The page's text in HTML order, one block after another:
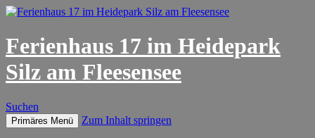
Ferienhaus 17 im Heidepark
Silz am Fleesensee
Suchen
Primäres Menü Zum Inhalt springen